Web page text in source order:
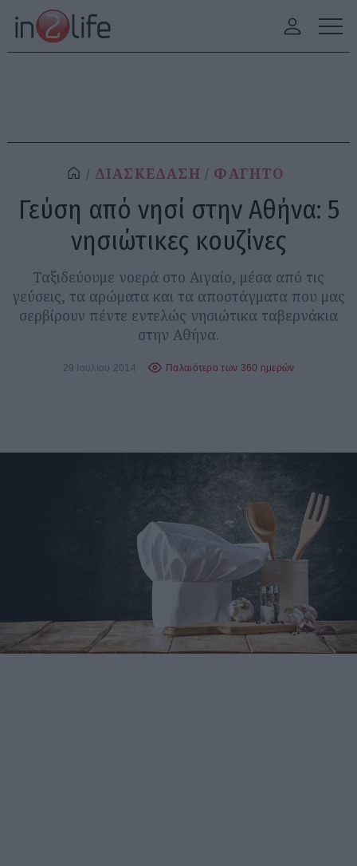
ΔΙΑΣΚΕΔΑΣΗ ΦΑΓΗΤΟ
Γεύση από νησί στην Αθήνα: 5
νησιώτικες κουζίνες
Ταξιδεύουμε νοερά στο Αιγαίο, μέσα από τις
γεύσεις, τα αρώματα και τα αποστάγματα που μας
σερβίρουν πέντε εντελώς νησιώτικα ταβερνάκια
στην Αθήνα.
29 Ιουλίου 2014 Παλαιότερο των 360 ημερών